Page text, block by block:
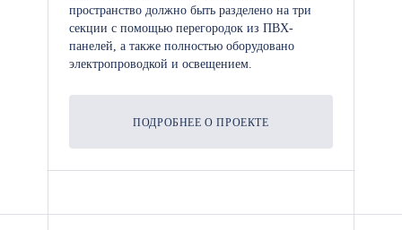
пространство должно быть разделено на три
секции с помощью перегородок из ПВХ-
панелей, а также полностью оборудовано
электропроводкой и освещением.
ПОДРОБНЕЕ О ПРОЕКТЕ